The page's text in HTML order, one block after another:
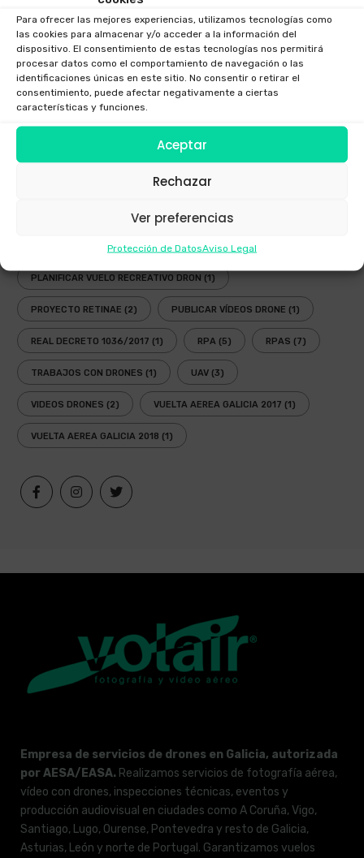
Para ofrecer las mejores experiencias, utilizamos tecnologías como
las cookies para almacenar y/o acceder a la información del
dispositivo. El consentimiento de estas tecnologías nos permitirá
procesar datos como el comportamiento de navegación o las
identificaciones únicas en este sitio. No consentir o retirar el
consentimiento, puede afectar negativamente a ciertas
características y funciones.
Aceptar
Rechazar
Ver preferencias
Protección de DatosAviso Legal
GAFAS DRONES(1) GAFAS FPV(1)
GAFAS INMERSIVAS GOGGLES
(2) LEY DRONES LEY DRONES 2018
OPERADOR AESA
PLANIFICADOR ENAIRE DRONES
PLANIFICADOR OPERACIONES DRONES(1)
PLANIFICADOR VUELOS DRONES (2)
PLANIFICAR VUELO RECREATIVO DRON (1)
PROYECTO RETINAE (2) PUBLICAR VÍDEOS DRONE (1)
REAL DECRETO 1036/2017 (1) RPA (5) RPAS (7)
TRABAJOS CON DRONES (1) UAV (3)
VIDEOS DRONES (2) VUELTA AEREA GALICIA 2017 (1)
VUELTA AEREA GALICIA 2018 (1)
Empresa de servicios de drones en Galicia, autorizada
por AESA/EASA. Realizamos servicios de fotografía aérea,
vídeo con drones, inspecciones técnicas, eventos y
producción audiovisual en ciudades como A Coruña, Vigo,
Santiago, Lugo, Ourense, Pontevedra y resto de Galicia,
Asturias, León y norte de Portugal. Garantizamos vuelos